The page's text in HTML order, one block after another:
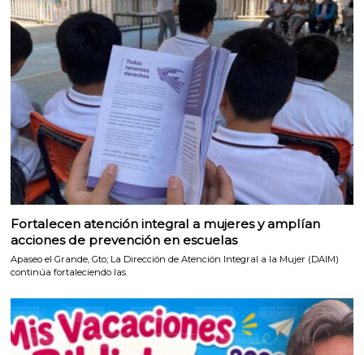
Fortalecen atención integral a mujeres y amplían
acciones de prevención en escuelas
Apaseo el Grande, Gto; La Dirección de Atención Integral a la Mujer (DAIM)
continúa fortaleciendo las